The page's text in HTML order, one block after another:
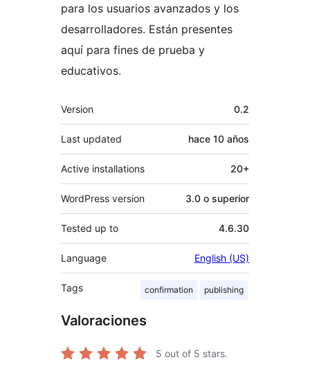
para los usuarios avanzados y los
desarrolladores. Están presentes
aquí para fines de prueba y
educativos.
Meta
Version 0.2
Last updated hace 10 años
Active installations 20+
WordPress version 3.0 o superior
Tested up to 4.6.30
Language English (US)
Tags confirmation publishing
Valoraciones
5 out of 5 stars.